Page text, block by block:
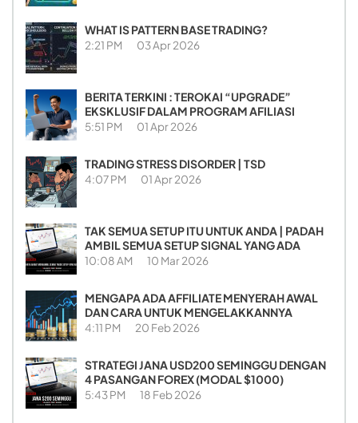
WHAT IS PATTERN BASE TRADING?
2:21 PM 03 Apr 2026
BERITA TERKINI : TEROKAI “UPGRADE”
EKSKLUSIF DALAM PROGRAM AFILIASI
5:51 PM 01 Apr 2026
TRADING STRESS DISORDER | TSD
4:07 PM 01 Apr 2026
TAK SEMUA SETUP ITU UNTUK ANDA | PADAH
AMBIL SEMUA SETUP SIGNAL YANG ADA
10:08 AM 10 Mar 2026
MENGAPA ADA AFFILIATE MENYERAH AWAL
DAN CARA UNTUK MENGELAKKANNYA
4:11 PM 20 Feb 2026
STRATEGI JANA USD200 SEMINGGU DENGAN
4 PASANGAN FOREX (MODAL $1000)
5:43 PM 18 Feb 2026